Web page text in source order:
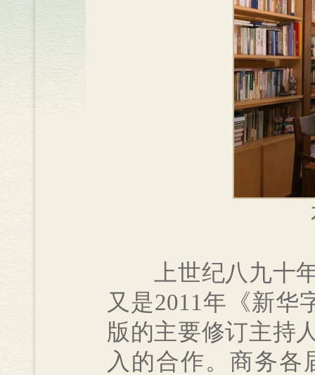
上世纪八九十年
又是2011年《新华
版的主要修订主持
入的合作。商务